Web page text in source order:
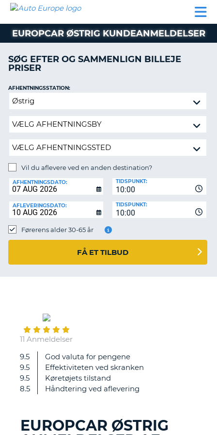
BILUDLEJNING
AUTOCAMPER
AUTO
EUROPE
BILUDLEJNING
AUTOCAMPER
LEJE
SUPPORT
MIN
DANMARK
EUROPCAR ØSTRIG KUNDEANMELDELSER
SØG EFTER OG SAMMENLIGN BILLEJE
PRISER
Vil
aflevere
anden
destination?
AFHENTNINGSSTATION:
Vil du aflevere ved en anden destination?
AFHENTNINGSDATO:
10:00
TIDSPUNKT:
AFLEVERINGSDATO:
10:00
TIDSPUNKT:
Førerens alder 30-65 år
FÅ ET TILBUD
11 Anmeldelser
9.5
9.5
9.5
8.5
God valuta for pengene
Effektiviteten ved skranken
Køretøjets tilstand
Håndtering ved aflevering
Meget
service
EUROPCAR ØSTRIG